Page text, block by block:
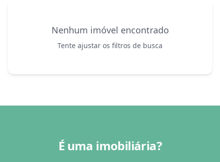
Nenhum imóvel encontrado
Tente ajustar os filtros de busca
É uma imobiliária?